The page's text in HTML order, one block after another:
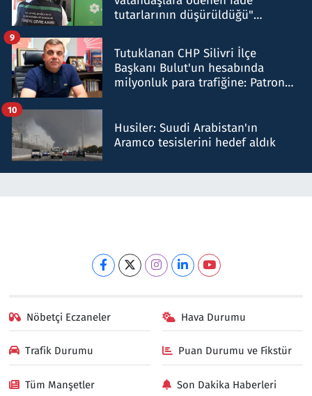
tutarlarının düşürüldüğü"
Tutuklanan CHP Silivri İlçe
Başkanı Bulut'un hesabında
milyonluk para trafiğine: Patron
9
Husiler: Suudi Arabistan'ın
Aramco tesislerini hedef aldık
10
Nöbetçi Eczaneler Hava Durumu
Trafik Durumu Puan Durumu ve Fikstür
Tüm Manşetler Son Dakika Haberleri